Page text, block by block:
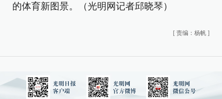
的体育新图景。（光明网记者邱晓琴）
[ 责编：杨帆 ]